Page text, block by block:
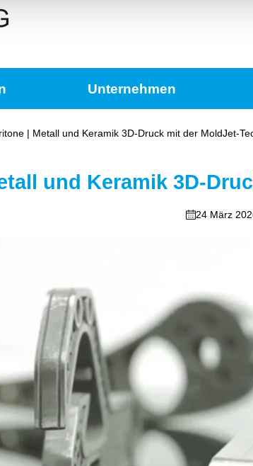
Unternehmen
| Metall und Keramik 3D-Druck mit der MoldJet-
und Keramik 3D-
24 März